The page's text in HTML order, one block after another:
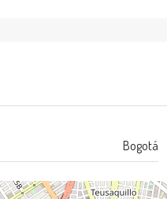
Bogotá